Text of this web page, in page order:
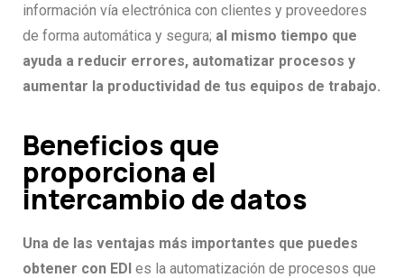
información vía electrónica con clientes y proveedores
de forma automática y segura; al mismo tiempo que
ayuda a reducir errores, automatizar procesos y
aumentar la productividad de tus equipos de trabajo.
Beneficios que
proporciona el
intercambio de datos
Una de las ventajas más importantes que puedes
obtener con EDI es la automatización de procesos que